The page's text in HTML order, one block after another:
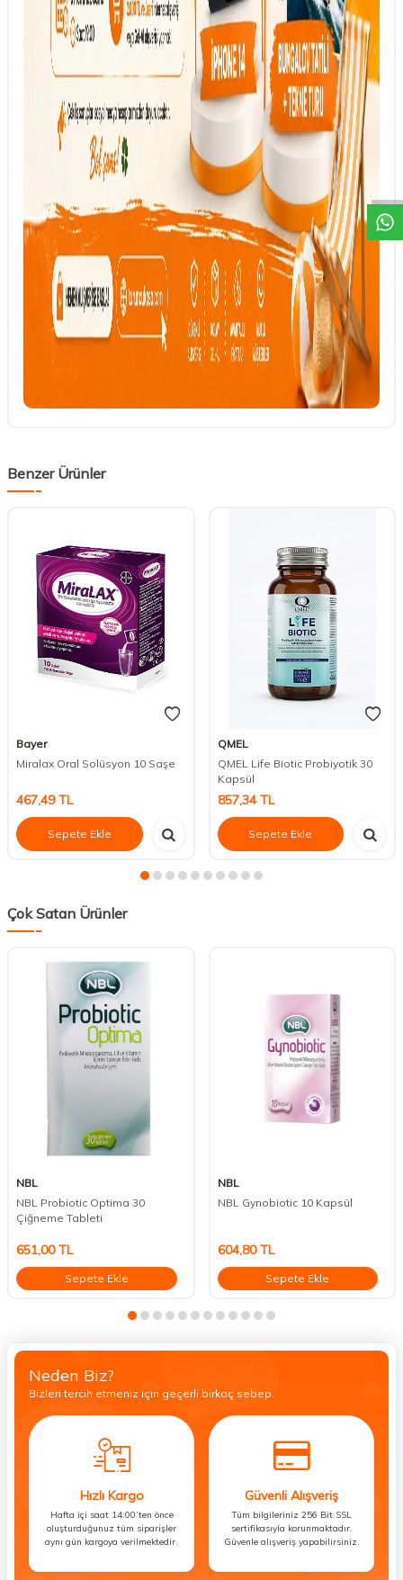
Benzer Ürünler
Bayer
Miralax Oral Solüsyon 10 Saşe
467,49TL
Sepete Ekle
QMEL
QMEL Life Biotic Probiyotik 30
Kapsül
857,34TL
Sepete Ekle
Çok Satan Ürünler
NBL
NBL Probiotic Optima 30
Çiğneme Tableti
651,00TL
Sepete Ekle
NBL
NBL Gynobiotic 10 Kapsül
604,80TL
Sepete Ekle
Neden Biz?
Bizleri tercih etmeniz için geçerli birkaç sebep.
Hızlı Kargo
Hafta içi saat 14:00’ten önce
oluşturduğunuz tüm siparişler
aynı gün kargoya verilmektedir.
Güvenli Alışveriş
Tüm bilgileriniz 256 Bit SSL
sertifikasıyla korunmaktadır.
Güvenle alışveriş yapabilirsiniz.